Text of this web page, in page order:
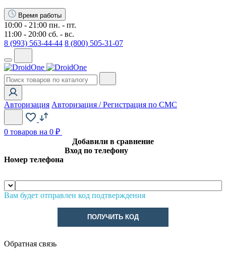
Время работы
10:00 - 21:00 пн. - пт.
11:00 - 20:00 сб. - вс.
8 (993) 563-44-44 8 (800) 505-31-07
Авторизация Авторизация / Регистрация по СМС
0 товаров на 0 ₽
Добавили в сравнение
Вход по телефону
Номер телефона
Вам будет отправлен код подтверждения
ПОЛУЧИТЬ КОД
Обратная связь